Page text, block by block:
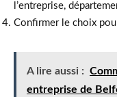
l’entreprise,
Confirmer le choix
A lire aussi :
entreprise de